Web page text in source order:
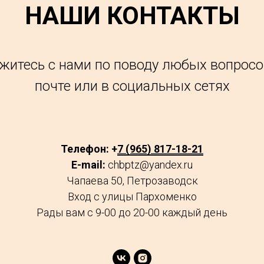
НАШИ КОНТАКТЫ
с нами по поводу любых
почте или в социальных сетях
Телефон: +7 (965) 817-18-21
E-mail: chbptz@yandex.ru
Чапаева 50, Петрозаводск
Вход с улицы Пархоменко
Рады вам с 9-00 до 20-00 каждый день